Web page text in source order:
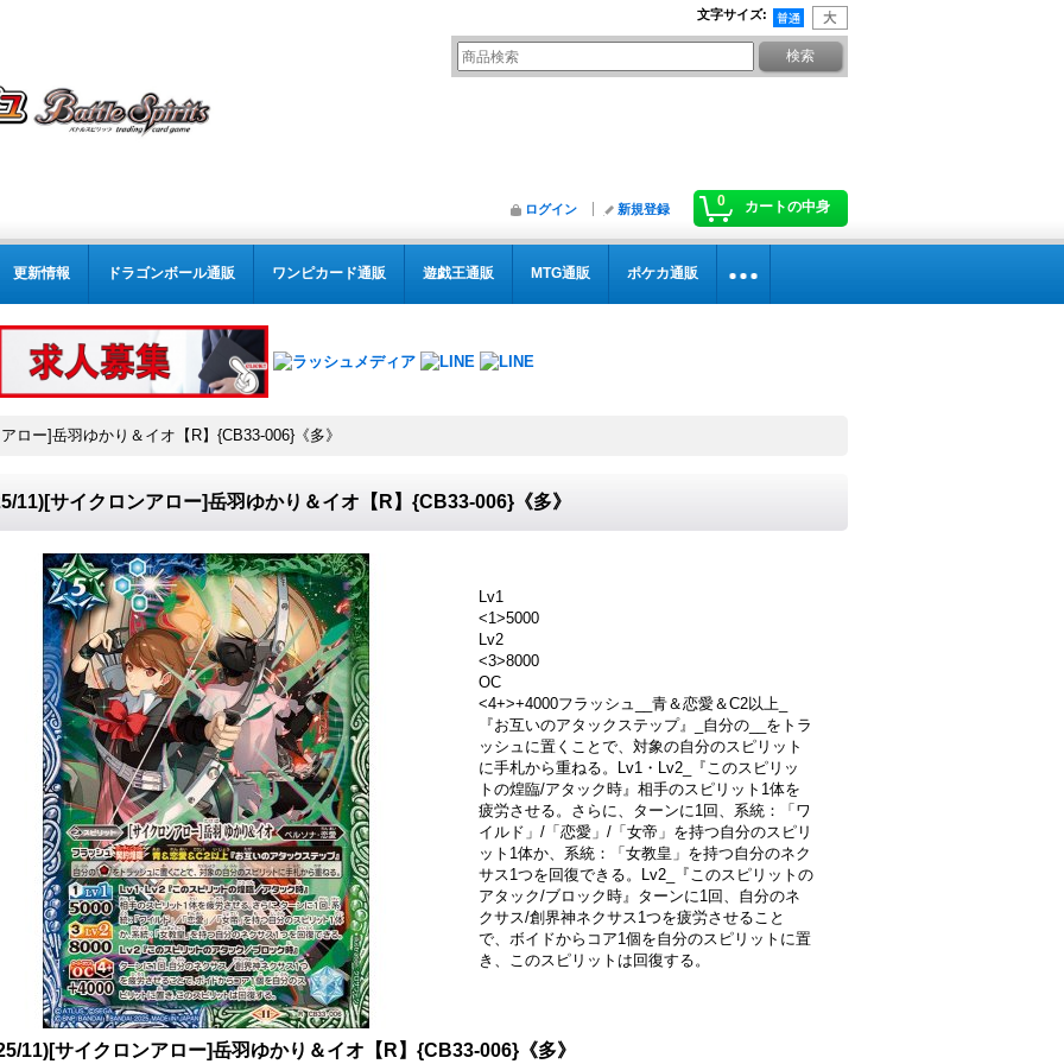
文字サイズ:
0 カートの中身
ログイン 新規登録
更新情報 ドラゴンボール通販 ワンピカード通販 遊戯王通販 MTG通販 ポケカ通販
ロー]岳羽ゆかり＆イオ【R】{CB33-006}《多》
11)[サイクロンアロー]岳羽ゆかり＆イオ【R】{CB33-006}《多》
Lv1
<1>5000
Lv2
<3>8000
OC
<4+>+4000フラッシュ__青＆恋愛＆C2以上_
『お互いのアタックステップ』_自分の__をトラ
ッシュに置くことで、対象の自分のスピリット
に手札から重ねる。Lv1・Lv2_『このスピリッ
トの煌臨/アタック時』相手のスピリット1体を
疲労させる。さらに、ターンに1回、系統：「ワ
イルド」/「恋愛」/「女帝」を持つ自分のスピリ
ット1体か、系統：「女教皇」を持つ自分のネク
サス1つを回復できる。Lv2_『このスピリットの
アタック/ブロック時』ターンに1回、自分のネ
クサス/創界神ネクサス1つを疲労させること
で、ボイドからコア1個を自分のスピリットに置
き、このスピリットは回復する。
11)[サイクロンアロー]岳羽ゆかり＆イオ【R】{CB33-006}《多》